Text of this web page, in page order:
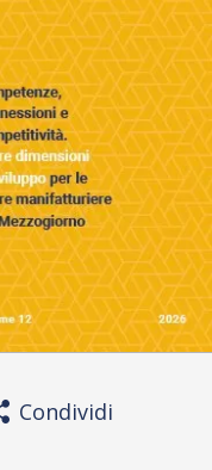
Condividi